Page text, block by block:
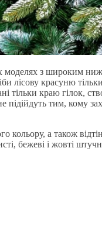
моделях з широким
лісову красуню
тільки краю гілок,
підійдуть тим, кому
кольору, а також
бежеві і жовті